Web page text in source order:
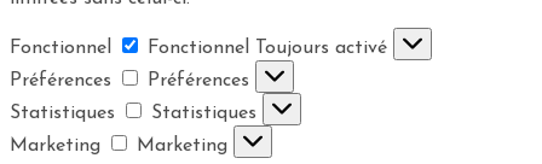
Fonctionnel Fonctionnel Toujours activé
Préférences
Préférences
Statistiques
Statistiques
Marketing
Marketing